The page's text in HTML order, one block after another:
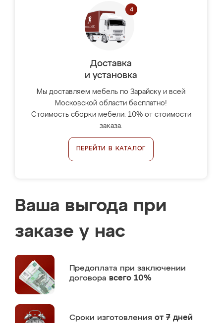
Доставка
и установка
Мы доставляем мебель по Зарайску и всей
Московской области бесплатно!
Стоимость сборки мебели: 10% от стоимости
заказа.
ПЕРЕЙТИ В КАТАЛОГ
Ваша выгода при
заказе у нас
Предоплата при заключении
договора всего 10%
Сроки изготовления от 7 дней